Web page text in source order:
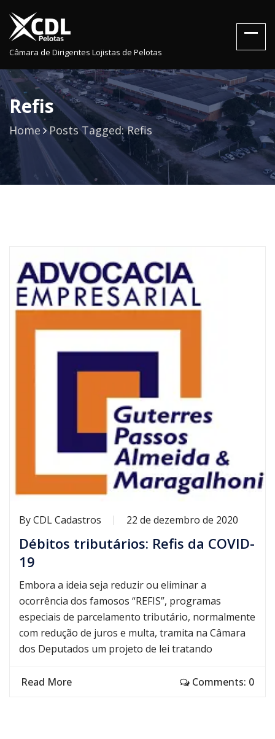
Câmara de Dirigentes Lojistas de Pelotas
Refis
Home Posts Tagged: Refis
ByCDL Cadastros 22 de dezembro de 2020
Débitos tributários: Refis da COVID-
19
Embora a ideia seja reduzir ou eliminar a
ocorrência dos famosos “REFIS”, programas
especiais de parcelamento tributário, normalmente
com redução de juros e multa, tramita na Câmara
dos Deputados um projeto de lei tratando
Read More Comments: 0